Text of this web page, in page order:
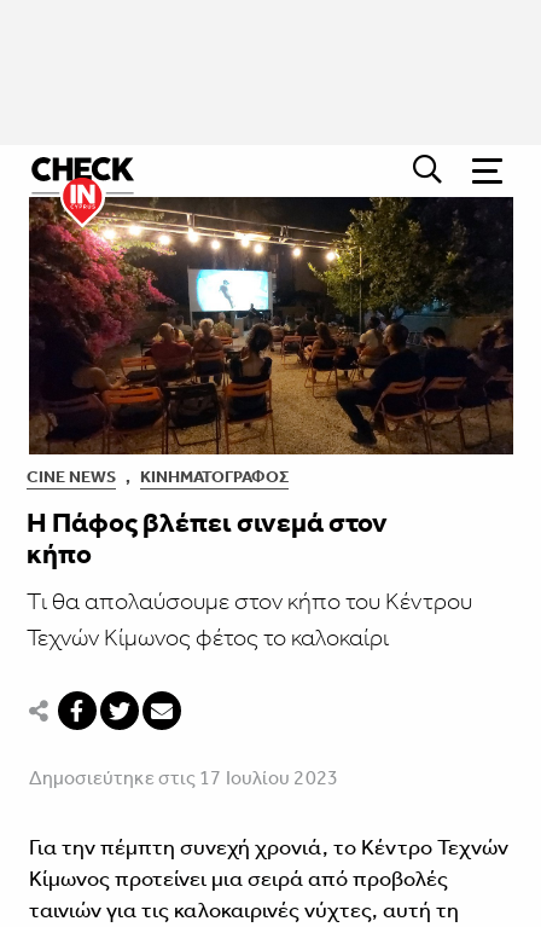
CINE NEWS , ΚΙΝΗΜΑΤΟΓΡΆΦΟΣ
Η Πάφος βλέπει σινεμά στον
κήπο
Tι θα απολαύσουμε στον κήπο του Κέντρου
Τεχνών Κίμωνος φέτος το καλοκαίρι
Δημοσιεύτηκε στις 17 Ιουλίου 2023
Για την πέμπτη συνεχή χρονιά, το Κέντρο Τεχνών
Κίμωνος προτείνει μια σειρά από προβολές
ταινιών για τις καλοκαιρινές νύχτες, αυτή τη